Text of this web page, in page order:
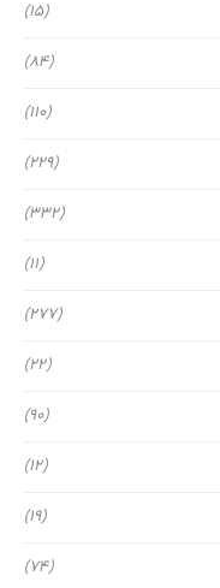
(15)
(84)
(110)
(229)
(332)
(11)
(277)
(22)
(90)
(12)
(19)
(74)